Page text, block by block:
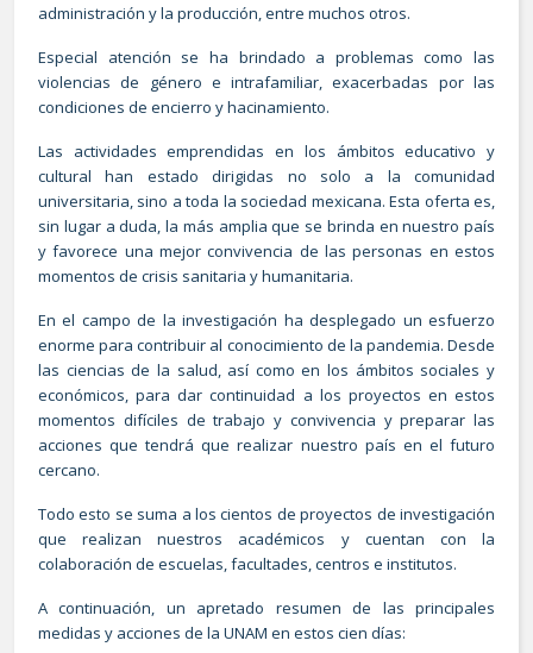
administración y la producción, entre muchos otros.
Especial atención se ha brindado a problemas como las
violencias de género e intrafamiliar, exacerbadas por las
condiciones de encierro y hacinamiento.
Las actividades emprendidas en los ámbitos educativo y
cultural han estado dirigidas no solo a la comunidad
universitaria, sino a toda la sociedad mexicana. Esta oferta es,
sin lugar a duda, la más amplia que se brinda en nuestro país
y favorece una mejor convivencia de las personas en estos
momentos de crisis sanitaria y humanitaria.
En el campo de la investigación ha desplegado un esfuerzo
enorme para contribuir al conocimiento de la pandemia. Desde
las ciencias de la salud, así como en los ámbitos sociales y
económicos, para dar continuidad a los proyectos en estos
momentos difíciles de trabajo y convivencia y preparar las
acciones que tendrá que realizar nuestro país en el futuro
cercano.
Todo esto se suma a los cientos de proyectos de investigación
que realizan nuestros académicos y cuentan con la
colaboración de escuelas, facultades, centros e institutos.
A continuación, un apretado resumen de las principales
medidas y acciones de la UNAM en estos cien días: